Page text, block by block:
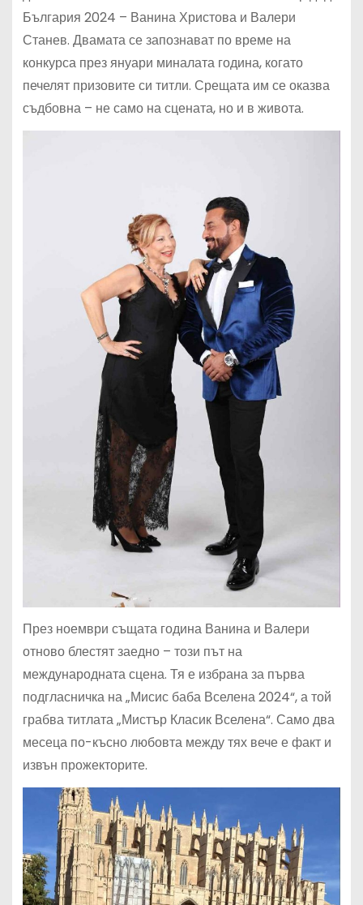
България 2024 – Ванина Христова и Валери
Станев. Двамата се запознават по време на
конкурса през януари миналата година, когато
печелят призовите си титли. Срещата им се оказва
съдбовна – не само на сцената, но и в живота.
През ноември същата година Ванина и Валери
отново блестят заедно – този път на
международната сцена. Тя е избрана за първа
подгласничка на „Мисис баба Вселена 2024“, а той
грабва титлата „Мистър Класик Вселена“. Само два
месеца по-късно любовта между тях вече е факт и
извън прожекторите.